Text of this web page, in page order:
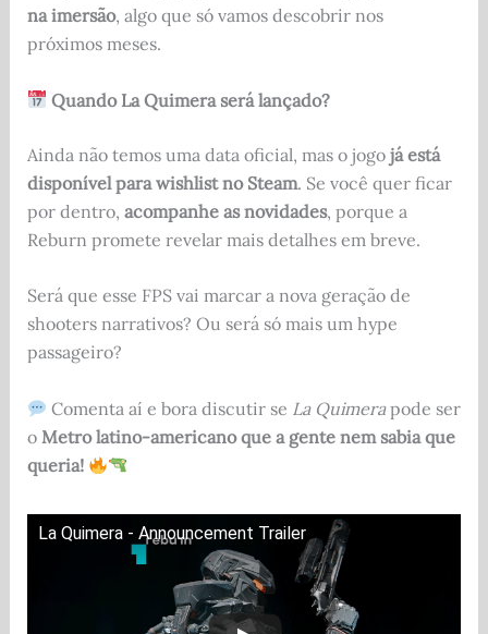
na imersão, algo que só vamos descobrir nos
próximos meses.
Quando La Quimera será lançado?
Ainda não temos uma data oficial, mas o jogo já está
disponível para wishlist no Steam. Se você quer ficar
por dentro, acompanhe as novidades, porque a
Reburn promete revelar mais detalhes em breve.
Será que esse FPS vai marcar a nova geração de
shooters narrativos? Ou será só mais um hype
passageiro?
Comenta aí e bora discutir se La Quimerapode ser
o Metro latino-americano que a gente nem sabia que
queria!
La Quimera - Announcement Trailer